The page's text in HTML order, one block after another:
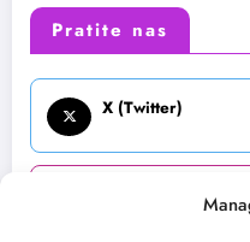
Pratite nas
X (Twitter)